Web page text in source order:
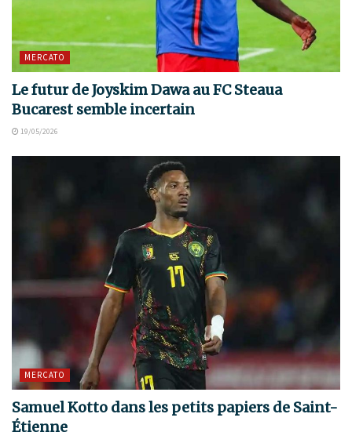
MERCATO
Le futur de Joyskim Dawa au FC Steaua
Bucarest semble incertain
19/05/2026
MERCATO
Samuel Kotto dans les petits papiers de Saint-
Étienne